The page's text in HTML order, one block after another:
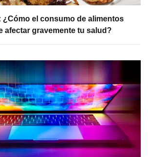
¿Cómo el consumo de alimentos
afectar gravemente tu salud?